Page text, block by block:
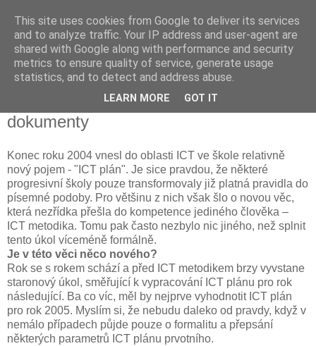
ICT na škole - 3.díl: ICT plán a ostatní
dokumenty
Konec roku 2004 vnesl do oblasti ICT ve škole relativně
nový pojem - "ICT plán". Je sice pravdou, že některé
progresivní školy pouze transformovaly již platná pravidla do
písemné podoby. Pro většinu z nich však šlo o novou věc,
která nezřídka přešla do kompetence jediného člověka –
ICT metodika. Tomu pak často nezbylo nic jiného, než splnit
tento úkol víceméně formálně.
Je v této věci něco nového?
Rok se s rokem schází a před ICT metodikem brzy vyvstane
staronový úkol, směřující k vypracování ICT plánu pro rok
následující. Ba co víc, měl by nejprve vyhodnotit ICT plán
pro rok 2005. Myslím si, že nebudu daleko od pravdy, když v
nemálo případech půjde pouze o formalitu a přepsání
některých parametrů ICT plánu prvotního.
This site uses cookies from Google to deliver its services
and to analyze traffic. Your IP address and user-agent are
shared with Google along with performance and security
metrics to ensure quality of service, generate usage
statistics, and to detect and address abuse.
LEARN MORE GOT IT